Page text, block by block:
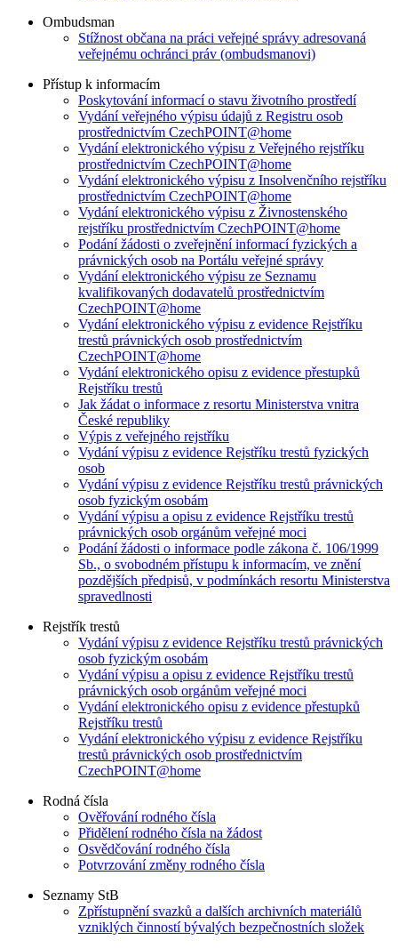
Ombudsman
Stížnost občana na práci veřejné správy adresovaná
veřejnému ochránci práv (ombudsmanovi)
Přístup k informacím
Poskytování informací o stavu životního prostředí
Vydání veřejného výpisu údajů z Registru osob
prostřednictvím CzechPOINT@home
Vydání elektronického výpisu z Veřejného rejstříku
prostřednictvím CzechPOINT@home
Vydání elektronického výpisu z Insolvenčního rejstříku
prostřednictvím CzechPOINT@home
Vydání elektronického výpisu z Živnostenského
rejstříku prostřednictvím CzechPOINT@home
Podání žádosti o zveřejnění informací fyzických a
právnických osob na Portálu veřejné správy
Vydání elektronického výpisu ze Seznamu
kvalifikovaných dodavatelů prostřednictvím
CzechPOINT@home
Vydání elektronického výpisu z evidence Rejstříku
trestů právnických osob prostřednictvím
CzechPOINT@home
Vydání elektronického opisu z evidence přestupků
Rejstříku trestů
Jak žádat o informace z resortu Ministerstva vnitra
České republiky
Výpis z veřejného rejstříku
Vydání výpisu z evidence Rejstříku trestů fyzických
osob
Vydání výpisu z evidence Rejstříku trestů právnických
osob fyzickým osobám
Vydání výpisu a opisu z evidence Rejstříku trestů
právnických osob orgánům veřejné moci
Podání žádosti o informace podle zákona č. 106/1999
Sb., o svobodném přístupu k informacím, ve znění
pozdějších předpisů, v podmínkách resortu Ministerstva
spravedlnosti
Rejstřík trestů
Vydání výpisu z evidence Rejstříku trestů právnických
osob fyzickým osobám
Vydání výpisu a opisu z evidence Rejstříku trestů
právnických osob orgánům veřejné moci
Vydání elektronického opisu z evidence přestupků
Rejstříku trestů
Vydání elektronického výpisu z evidence Rejstříku
trestů právnických osob prostřednictvím
CzechPOINT@home
Rodná čísla
Ověřování rodného čísla
Přidělení rodného čísla na žádost
Osvědčování rodného čísla
Potvrzování změny rodného čísla
Seznamy StB
Zpřístupnění svazků a dalších archivních materiálů
vzniklých činností bývalých bezpečnostních složek